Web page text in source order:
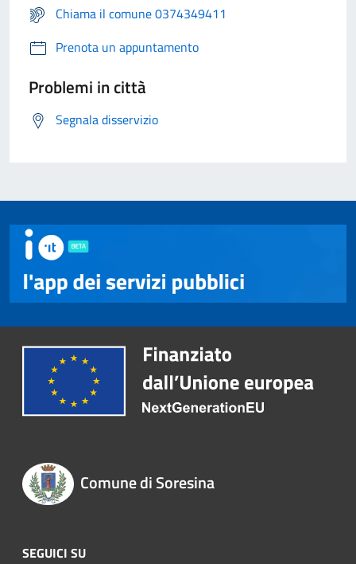
Chiama il comune 0374349411
Prenota un appuntamento
Problemi in città
Segnala disservizio
Comune di Soresina
SEGUICI SU